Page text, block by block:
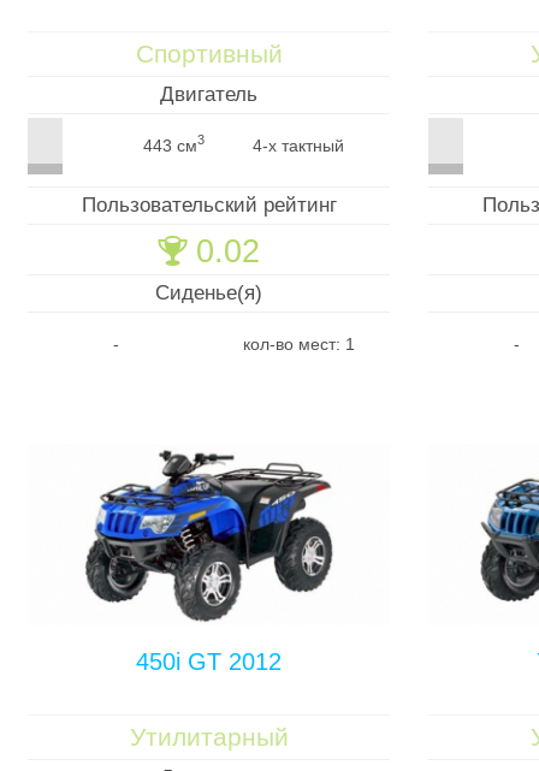
Спортивный
Двигатель
443 см3 4-х тактный
Пользовательский рейтинг
🏆 0.02
Сиденье(я)
- кол-во мест: 1 -
450i GT 2012
Утилитарный